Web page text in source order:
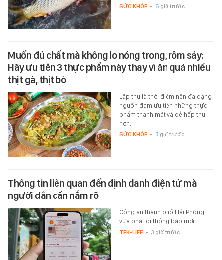
SỨC KHỎE - 6 giờ trước
Muốn đủ chất mà không lo nóng trong, rôm sảy:
Hãy ưu tiên 3 thực phẩm này thay vì ăn quá nhiều
thịt gà, thịt bò
Lập thu là thời điểm nên đa dạng
nguồn đạm ưu tiên những thực
phẩm thanh mát và dễ hấp thu
hơn.
SỨC KHỎE - 3 giờ trước
Thông tin liên quan đến định danh điện tử mà
người dân cần nắm rõ
Công an thành phố Hải Phòng
vừa phát đi thông báo mới.
TEK-LIFE - 3 giờ trước